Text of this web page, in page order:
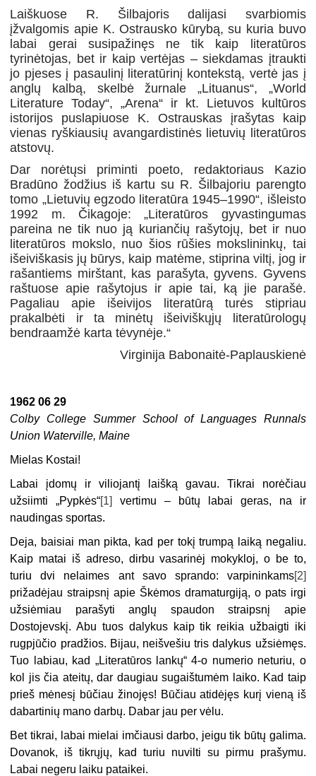
Laiškuose R. Šilbajoris dalijasi svarbiomis
įžvalgomis apie K. Ostrausko kūrybą, su kuria buvo
labai gerai susipažinęs ne tik kaip literatūros
tyrinėtojas, bet ir kaip vertėjas – siekdamas įtraukti
jo pjeses į pasaulinį literatūrinį kontekstą, vertė jas į
anglų kalbą, skelbė žurnale „Lituanus“, „World
Literature Today“, „Arena“ ir kt. Lietuvos kultūros
istorijos puslapiuose K. Ostrauskas įrašytas kaip
vienas ryškiausių avangardistinės lietuvių literatūros
atstovų.
Dar norėtųsi priminti poeto, redaktoriaus Kazio
Bradūno žodžius iš kartu su R. Šilbajoriu parengto
tomo „Lietuvių egzodo literatūra 1945–1990“, išleisto
1992 m. Čikagoje: „Literatūros gyvastingumas
pareina ne tik nuo ją kuriančių rašytojų, bet ir nuo
literatūros mokslo, nuo šios rūšies mokslininkų, tai
išeiviškasis jų būrys, kaip matėme, stiprina viltį, jog ir
rašantiems mirštant, kas parašyta, gyvens. Gyvens
raštuose apie rašytojus ir apie tai, ką jie parašė.
Pagaliau apie išeivijos literatūrą turės stipriau
prakalbėti ir ta minėtų išeiviškųjų literatūrologų
bendraamžė karta tėvynėje.“
Virginija Babonaitė-Paplauskienė
1962 06 29
Colby College Summer School of Languages Runnals
Union Waterville, Maine
Mielas Kostai!
Labai įdomų ir viliojantį laišką gavau. Tikrai norėčiau
užsiimti „Pypkės“[1]
vertimu – būtų labai geras, na ir
naudingas sportas.
Deja, baisiai man pikta, kad per tokį trumpą laiką negaliu.
Kaip matai iš adreso, dirbu vasarinėj mokykloj, o be to,
turiu dvi nelaimes ant savo sprando: varpininkams[2]
prižadėjau straipsnį apie Škėmos dramaturgiją, o pats irgi
užsiėmiau parašyti anglų spaudon straipsnį apie
Dostojevskį. Abu tuos dalykus kaip tik reikia užbaigti iki
rugpjūčio pradžios. Bijau, neišvešiu tris dalykus užsiėmęs.
Tuo labiau, kad „Literatūros lankų“ 4-o numerio neturiu, o
kol jis čia ateitų, dar daugiau sugaištumėm laiko. Kad taip
prieš mėnesį būčiau žinojęs! Būčiau atidėjęs kurį vieną iš
dabartinių mano darbų. Dabar jau per vėlu.
Bet tikrai, labai mielai imčiausi darbo, jeigu tik būtų galima.
Dovanok, iš tikrųjų, kad turiu nuvilti su pirmu prašymu.
Labai negeru laiku pataikei.